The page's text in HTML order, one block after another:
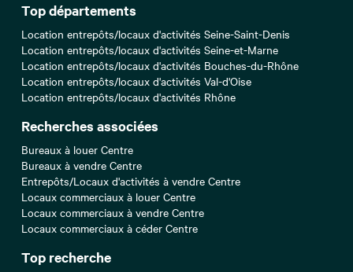
Top départements
Location entrepôts/locaux d'activités Seine-Saint-Denis
Location entrepôts/locaux d'activités Seine-et-Marne
Location entrepôts/locaux d'activités Bouches-du-Rhône
Location entrepôts/locaux d'activités Val-d'Oise
Location entrepôts/locaux d'activités Rhône
Recherches associées
Bureaux à louer Centre
Bureaux à vendre Centre
Entrepôts/Locaux d'activités à vendre Centre
Locaux commerciaux à louer Centre
Locaux commerciaux à vendre Centre
Locaux commerciaux à céder Centre
Top recherche